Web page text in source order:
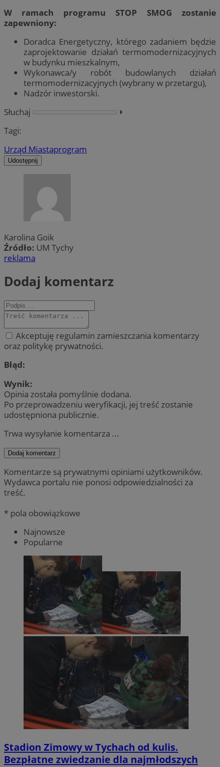
W ramach programu STOP SMOG zostanie
zapewniony:
Doradca Energetyczny, którego zadaniem będzie
zaprojektowanie działań termomodernizacyjnych
w budynku mieszkalnym,
Wykonawca/y robót budowlanych działań
termomodernizacyjnych (wybrany w przetargu),
Nadzór inwestorski.
Słuchaj
⏵︎
Tagi:
Urząd Miastaprogram
Udostępnij
Karolina Goik
Źródło: UM Tychy
reklama
Dodaj komentarz
Akceptuję regulamin zamieszczania komentarzy
oraz politykę prywatności.
Błąd:
Wynik:
Opinia została pomyślnie dodana.
Po przeprowadzeniu weryfikacji, jej treść zostanie
udostępniona publicznie.
Trwa wysyłanie komentarza ...
Dodaj komentarz
Komentarze są prywatnymi opiniami użytkowników.
Wydawca portalu nie ponosi odpowiedzialności za
treść.
* pola obowiązkowe
Najnowsze
Popularne
Stadion Zimowy w Tychach od kulis.
Bezpłatne zwiedzanie dla najmłodszych